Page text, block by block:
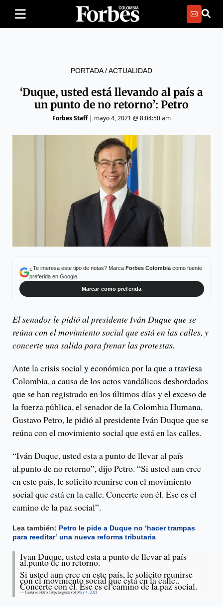
PORTADA/ACTUALIDAD
‘Duque, usted está llevando al país a
un punto de no retorno’: Petro
Forbes Staff| mayo 4, 2021 @ 8:04:50 am
¿Te interesa este tipo de notas? Marca Forbes Colombiacomo fuente
preferida en Google.
Marcar como preferida
El senador le pidió al presidente Iván Duque que se
reúna con el movimiento social que está en las calles, y
concerte una salida para frenar las protestas.
Ante la crisis social y económica por la que a traviesa
Colombia, a causa de los actos vandálicos desbordados
que se han registrado en los últimos días y el exceso de
la fuerza pública, el senador de la Colombia Humana,
Gustavo Petro, le pidió al presidente Iván Duque que se
reúna con el movimiento social que está en las calles.
“Iván Duque, usted esta a punto de llevar al país
al.punto de no retorno”, dijo Petro. “Si usted aun cree
en este país, le solicito reunirse con el movimiento
social que está en la calle. Concerte con él. Ese es el
camino de la paz social”.
Lea también: Petro le pide a Duque no ‘hacer trampas
para reeditar’ una nueva reforma tributaria
Ivan Duque, usted esta a punto de llevar al país
al.punto de no retorno.
Si usted aun cree en este país, le solicito reunirse
con el moviniento social que está en la calle..
Concerte con él. Ese es el camino de la.paz social.
— Gustavo Petro (@petrogustavo) May 4, 2021